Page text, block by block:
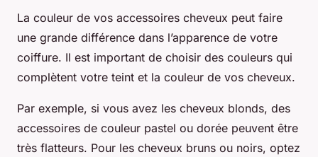
La couleur de vos accessoires cheveux peut faire
une grande différence dans l’apparence de votre
coiffure. Il est important de choisir des couleurs qui
complètent votre teint et la couleur de vos cheveux.
Par exemple, si vous avez les cheveux blonds, des
accessoires de couleur pastel ou dorée peuvent être
très flatteurs. Pour les cheveux bruns ou noirs, optez